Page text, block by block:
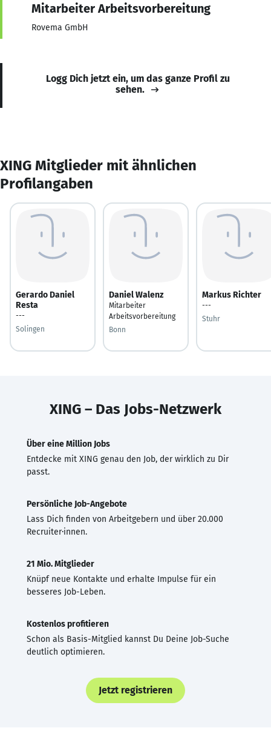
Mitarbeiter Arbeitsvorbereitung
Rovema GmbH
Logg Dich jetzt ein, um das ganze Profil zu
sehen.
XING Mitglieder mit ähnlichen
Profilangaben
Gerardo Daniel
Resta
---
Solingen
Daniel Walenz
Mitarbeiter
Arbeitsvorbereitung
Bonn
Markus Richter
---
Stuhr
XING – Das Jobs-Netzwerk
Über eine Million Jobs
Entdecke mit XING genau den Job, der wirklich zu Dir
passt.
Persönliche Job-Angebote
Lass Dich finden von Arbeitgebern und über 20.000
Recruiter·innen.
21 Mio. Mitglieder
Knüpf neue Kontakte und erhalte Impulse für ein
besseres Job-Leben.
Kostenlos profitieren
Schon als Basis-Mitglied kannst Du Deine Job-Suche
deutlich optimieren.
Jetzt registrieren